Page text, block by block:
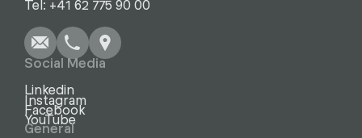
Tel: +41 62 775 90 00
Social Media
Linkedin
Instagram
Facebook
YouTube
General